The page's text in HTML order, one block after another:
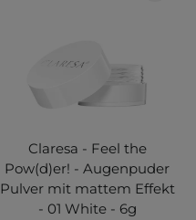
Claresa - Feel the
Pow(d)er! - Augenpuder
Pulver mit mattem Effekt
- 01 White - 6g